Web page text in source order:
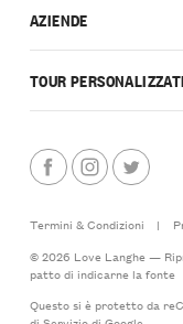
AZIENDE
TOUR PERSONALIZZATI
Termini & Condizioni |
© 2026 Love Langhe —
patto di indicarne la fonte
Questo si è protetto da